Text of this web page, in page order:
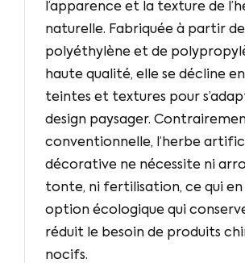
l’apparence et la texture de
naturelle. Fabriquée à partir
polyéthylène et de
haute qualité, elle se décline
teintes et textures pour
design paysager.
conventionnelle, l’herbe
décorative ne nécessite ni
tonte, ni fertilisation, ce qui
option écologique qui
réduit le besoin de produits
nocifs.